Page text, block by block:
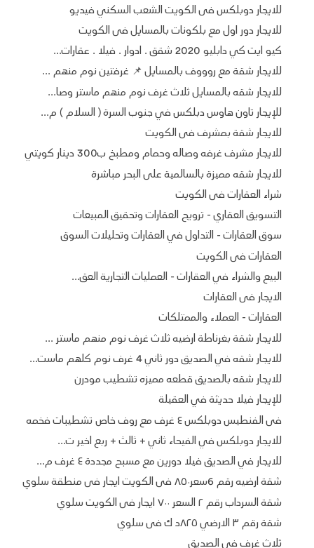
للايجار دوبلكس فى الكويت الشعب السكني فيديو
للايجار دور اول مع بلكونات بالمسايل فى الكويت
كيو ايت كي دابليو 2020 شقق . ادوار . فيلا . عقارات...
للايجار شقة مع روووف بالمسايل 📌 غرفتين نوم منهم ...
للايجار شقه بالمسايل ثلاث غرف نوم منهم ماستر وصا...
للإيجار تاون هاوس دبلكس في جنوب السرة ( السلام ) م...
للايجار شقة بمشرف فى الكويت
للايجار مشرف غرفه وصاله وحمام ومطبخ ب300 دينار كويتي
للايجار شقه مميزة بالسالمية على البحر مباشرة
شراء العقارات فى الكويت
التسويق العقاري - ترويج العقارات وتحقيق المبيعات
سوق العقارات - التداول في العقارات وتحليلات السوق
العقارات فى الكويت
البيع والشراء في العقارات - العمليات التجارية العق...
الايجار فى العقارات
العقارات - العملاء والممتلكات
للايجار شقة بغرناطة ارضيه ثلاث غرف نوم منهم ماستر ...
للايجار شقه في الصديق دور ثاني 4 غرف نوم كلهم ماست...
للايجار شقه بالصديق قطعه مميزه تشطيب مودرن
للإيجار فيلا حديثة في العقيلة
فى الفنطيس دوبلكس ٤ غرف مع روف خاص تشطيبات فخمه
للايجار دوبلكس في الفيحاء ثاني + ثالث + ربع اخير ت...
للايجار في الصديق فيلا دورين مع مسبح مجددة ٤ غرف م...
شقة ارضيه رقم 6سعر٨٥٠ فى الكويت ايجار فى منطقة سلوي
شقة السرداب رقم ٢ السعر ٧٠٠ ايجار فى الكويت سلوي
شقة رقم ٣ الارضي ٨٢٥د ك فى سلوي
ثلاث غرف في الصديق